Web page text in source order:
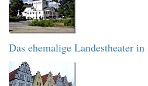
Das ehemalige Landestheater